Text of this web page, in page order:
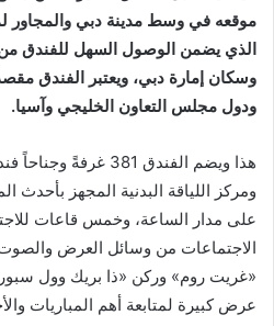
الذي يضمن الوصول السهل للفندق
وسكان إمارة دبي، ويعتبر الفندق
ودول مجلس التعاون الخليجي وآسيا.
هذا ويضم الفندق 381
ومركز اللياقة البدنية المجهز بأحدث
على مدار الساعة، وخمس قاعات
الاجتماعات من وسائل العرض
«غريت روم» وركن «ذا بريك وول
عرض كبيرة لمتابعة أهم المباريات